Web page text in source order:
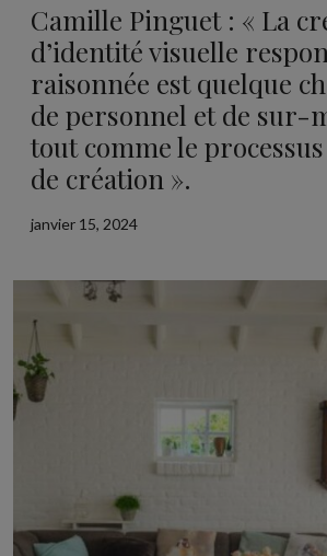
Camille Pinguet : « La
d’identité visuelle
raisonnée est quelque
de personnel et de sur-
tout comme le processus
de création ».
janvier 15, 2024